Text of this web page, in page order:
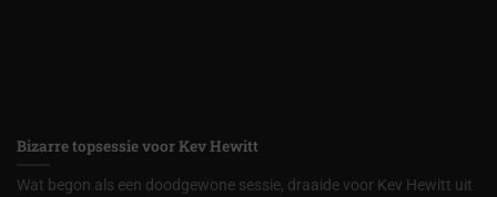
Bizarre topsessie voor Kev Hewitt
Wat begon als een doodgewone sessie, draaide voor Kev Hewitt uit